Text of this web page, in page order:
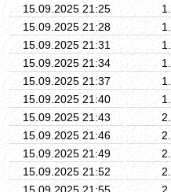
15.09.2025 21:25
15.09.2025 21:28
15.09.2025 21:31
15.09.2025 21:34
15.09.2025 21:37
15.09.2025 21:40
15.09.2025 21:43
15.09.2025 21:46
15.09.2025 21:49
15.09.2025 21:52
15.09.2025 21:55